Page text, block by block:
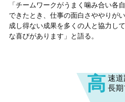
「チームワークがうまく噛み合い各
できたとき、仕事の面白さややりが
成し得ない成果を多くの人と協力し
な喜びがあります」と語る。
高 速
長